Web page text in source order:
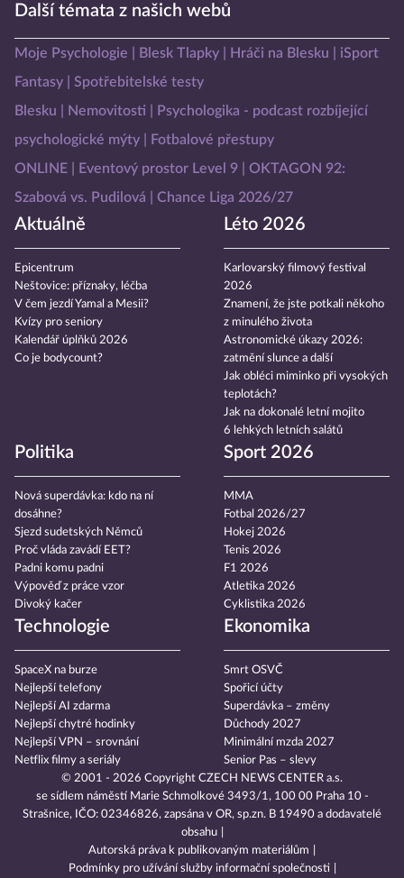
Další témata z našich webů
Moje Psychologie Blesk Tlapky Hráči na Blesku
iSport
Fantasy
Spotřebitelské testy
Blesku
Nemovitosti
Psychologika - podcast rozbíjející
psychologické mýty
Fotbalové přestupy
ONLINE
Eventový prostor Level 9
OKTAGON 92:
Szabová vs. Pudilová
Chance Liga 2026/27
Aktuálně
Epicentrum
Neštovice: příznaky, léčba
V čem jezdí Yamal a Mesii?
Kvízy pro seniory
Kalendář úplňků 2026
Co je bodycount?
Léto 2026
Karlovarský filmový festival
2026
Znamení, že jste potkali někoho
z minulého života
Astronomické úkazy 2026:
zatmění slunce a další
Jak obléci miminko při vysokých
teplotách?
Jak na dokonalé letní mojito
6 lehkých letních salátů
Politika
Nová superdávka: kdo na ní
dosáhne?
Sjezd sudetských Němců
Proč vláda zavádí EET?
Padni komu padni
Výpověď z práce vzor
Divoký kačer
Sport 2026
MMA
Fotbal 2026/27
Hokej 2026
Tenis 2026
F1 2026
Atletika 2026
Cyklistika 2026
Technologie
SpaceX na burze
Nejlepší telefony
Nejlepší AI zdarma
Nejlepší chytré hodinky
Nejlepší VPN – srovnání
Netflix filmy a seriály
Ekonomika
Smrt OSVČ
Spořicí účty
Superdávka – změny
Důchody 2027
Minimální mzda 2027
Senior Pas – slevy
© 2001 - 2026 Copyright CZECH NEWS CENTER a.s.
se sídlem náměstí Marie Schmolkové 3493/1, 100 00 Praha 10 -
Strašnice, IČO: 02346826, zapsána v OR, sp.zn. B 19490 a dodavatelé
obsahu
Autorská práva k publikovaným materiálům
Podmínky pro užívání služby informační společnosti